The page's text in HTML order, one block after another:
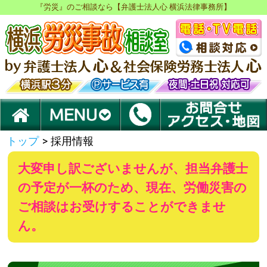
『労災』のご相談なら【弁護士法人心 横浜法律事務所】
トップ > 採用情報
大変申し訳ございませんが、担当弁護士
の予定が一杯のため、現在、労働災害の
ご相談はお受けすることができませ
ん。